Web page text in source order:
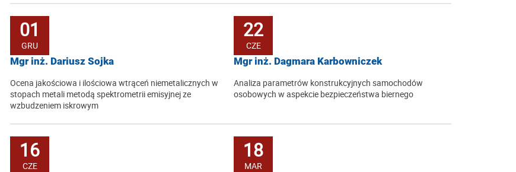
01
GRU
Mgr inż. Dariusz Sojka
Ocena jakościowa i ilościowa wtrąceń niemetalicznych w
stopach metali metodą spektrometrii emisyjnej ze
wzbudzeniem iskrowym
22
CZE
Mgr inż. Dagmara Karbowniczek
Analiza parametrów konstrukcyjnych samochodów
osobowych w aspekcie bezpieczeństwa biernego
16
CZE
18
MAR